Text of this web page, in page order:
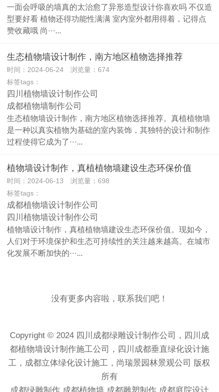
一面会呼吸的墙真的太治愈了异形造型设计你喜欢吗 不仅造
型要好看 植物还得功能性满满 室内室外都用得着，记得点
赞收藏哦 尚···...
生态植物墙设计制作，南方地区植物选择推荐
时间：2024-06-24 浏览量：674
标签tags：
四川植物墙设计制作公司
成都植物墙制作公司
生态植物墙设计制作，南方地区植物选择推荐。真植植物墙
是一种以真实植物为基础的室内装饰，其独特的设计和制作
过程使得它成为了···...
植物墙设计制作，真植植物墙建设生态环保价值
时间：2024-06-13 浏览量：698
标签tags：
成都植物墙设计制作公司
四川植物墙设计制作公司
植物墙设计制作，真植植物墙建设生态环保价值。现如今，
人们对于环境保护和生态可持续性的关注越来越高。在城市
化发展不断加快的···...
没有更多内容啦，联系我们吧！
Copyright © 2024 四川成都绿雕设计制作公司，四川成
都植物墙设计制作施工公司，四川成都垂直绿化设计施
工，成都立体绿化设计施工，尚瑞景园林景观公司 版权
所有